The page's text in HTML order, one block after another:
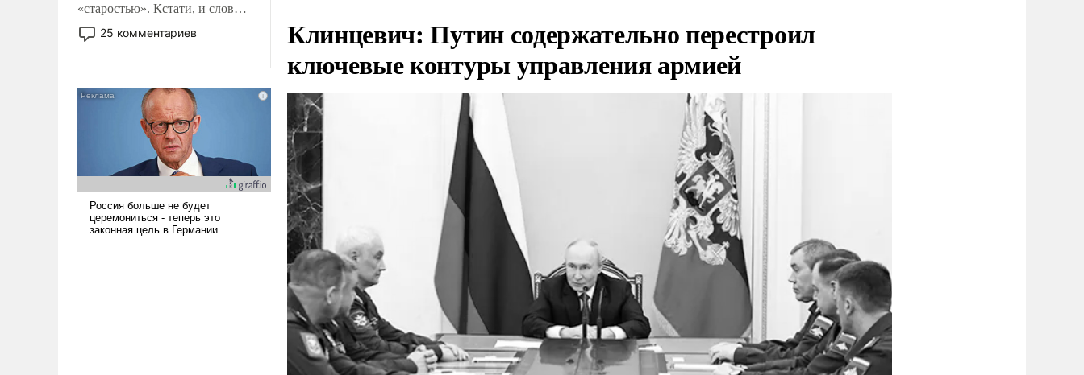
«старостью». Кстати, и слово-
то это уже стараются не
использовать – так же, как
что оно уже несет негативные
коннотации.
25 комментариев
Клинцевич: Путин содержательно перестроил
ключевые контуры управления армией